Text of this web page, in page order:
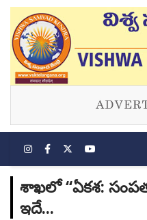
శాఖలో ‘‘ఏకశ:
ఇదే...